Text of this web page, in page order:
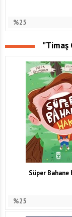
%25
"Timaş
Süper Bahane
%25